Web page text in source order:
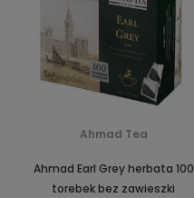
Ahmad Tea
Ahmad Earl Grey herbata 100
torebek bez zawieszki